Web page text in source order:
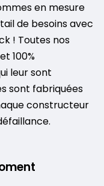
en mesure
de besoins avec
! Toutes nos
100%
leur sont
sont fabriquées
constructeur